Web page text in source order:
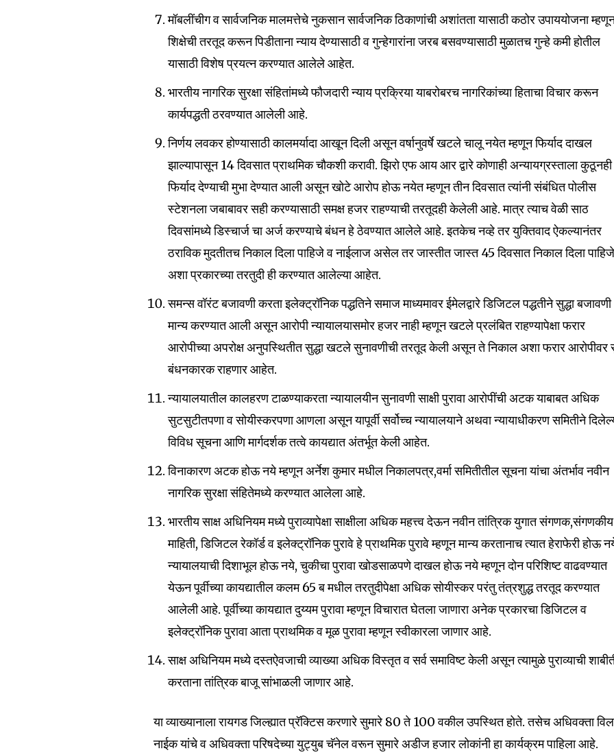
Fans Followers
मॉबलींचीग व सार्वजनिक मालमत्तेचे नुकसान सार्वजनिक ठिकाणांची अशांतता यासाठी कठोर उपाययोजना
शिक्षेची तरतूद करून पिडीताना न्याय देण्यासाठी व गुन्हेगारांना जरब बसवण्यासाठी मुळातच गुन्हे कमी होतील
यासाठी विशेष प्रयत्न करण्यात आलेले आहेत.
भारतीय नागरिक सुरक्षा संहितांमध्ये फौजदारी न्याय प्रक्रिया याबरोबरच नागरिकांच्या हिताचा विचार करून
कार्यपद्धती ठरवण्यात आलेली आहे.
निर्णय लवकर होण्यासाठी कालमर्यादा आखून दिली असून वर्षानुवर्षे खटले चालू नयेत म्हणून फिर्याद दाखल
झाल्यापासून 14 दिवसात प्राथमिक चौकशी करावी. झिरो एफ आय आर द्वारे कोणाही अन्यायग्रस्ताला कुठूनही
फिर्याद देण्याची मुभा देण्यात आली असून खोटे आरोप होऊ नयेत म्हणून तीन दिवसात त्यांनी संबंधित पोलीस
स्टेशनला जबाबावर सही करण्यासाठी समक्ष हजर राहण्याची तरतूदही केलेली आहे. मात्र त्याच वेळी साठ
दिवसांमध्ये डिस्चार्ज चा अर्ज करण्याचे बंधन हे ठेवण्यात आलेले आहे. इतकेच नव्हे तर युक्तिवाद ऐकल्यानंतर
ठराविक मुदतीतच निकाल दिला पाहिजे व नाईलाज असेल तर जास्तीत जास्त 45 दिवसात निकाल दिला पाहिजे
अशा प्रकारच्या तरतुदी ही करण्यात आलेल्या आहेत.
समन्स वॉरंट बजावणी करता इलेक्ट्रॉनिक पद्धतिने समाज माध्यमावर ईमेलद्वारे डिजिटल पद्धतीने सुद्धा बजावणी
मान्य करण्यात आली असून आरोपी न्यायालयासमोर हजर नाही म्हणून खटले प्रलंबित राहण्यापेक्षा फरार
आरोपीच्या अपरोक्ष अनुपस्थितीत सुद्धा खटले सुनावणीची तरतूद केली असून ते निकाल अशा फरार आरोपीवर
बंधनकारक राहणार आहेत.
न्यायालयातील कालहरण टाळण्याकरता न्यायालयीन सुनावणी साक्षी पुरावा आरोपींची अटक याबाबत अधिक
सुटसुटीतपणा व सोयीस्करपणा आणला असून यापूर्वी सर्वोच्च न्यायालयाने अथवा न्यायाधीकरण समितीने
विविध सूचना आणि मार्गदर्शक तत्वे कायद्यात अंतर्भूत केली आहेत.
विनाकारण अटक होऊ नये म्हणून अर्नेश कुमार मधील निकालपत्र,वर्मा समितीतील सूचना यांचा अंतर्भाव नवीन
नागरिक सुरक्षा संहितेमध्ये करण्यात आलेला आहे.
भारतीय साक्ष अधिनियम मध्ये पुराव्यापेक्षा साक्षीला अधिक महत्त्व देऊन नवीन तांत्रिक युगात संगणक,संगणकीय
माहिती, डिजिटल रेकॉर्ड व इलेक्ट्रॉनिक पुरावे हे प्राथमिक पुरावे म्हणून मान्य करतानाच त्यात हेराफेरी होऊ
न्यायालयाची दिशाभूल होऊ नये, चुकीचा पुरावा खोडसाळपणे दाखल होऊ नये म्हणून दोन परिशिष्ट वाढवण्यात
येऊन पूर्वीच्या कायद्यातील कलम 65 ब मधील तरतुदीपेक्षा अधिक सोयीस्कर परंतु तंत्रशुद्ध तरतूद करण्यात
आलेली आहे. पूर्वीच्या कायद्यात दुय्यम पुरावा म्हणून विचारात घेतला जाणारा अनेक प्रकारचा डिजिटल व
इलेक्ट्रॉनिक पुरावा आता प्राथमिक व मूळ पुरावा म्हणून स्वीकारला जाणार आहे.
साक्ष अधिनियम मध्ये दस्तऐवजाची व्याख्या अधिक विस्तृत व सर्व समाविष्ट केली असून त्यामुळे पुराव्याची
करताना तांत्रिक बाजू सांभाळली जाणार आहे.
या व्याख्यानाला रायगड जिल्ह्यात प्रॅक्टिस करणारे सुमारे 80 ते 100 वकील उपस्थित होते. तसेच अधिवक्ता
नाईक यांचे व अधिवक्ता परिषदेच्या युट्युब चॅनेल वरून सुमारे अडीज हजार लोकांनी हा कार्यक्रम पाहिला आहे.